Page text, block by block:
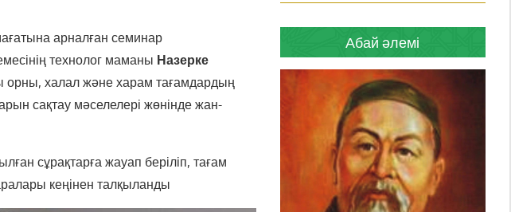
арналған семинар
технолог маманы Назерке
халал және харам тағамдардың
сақтау мәселелері жөнінде жан-
сұрақтарға жауап беріліп, тағам
кеңінен талқыланды
Абай әлемі